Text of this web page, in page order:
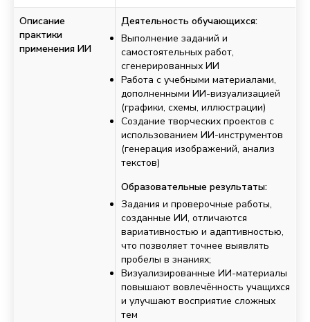
Описание
практики
применения ИИ
Деятельность обучающихся:
Выполнение заданий и
самостоятельных работ,
сгенерированных ИИ
Работа с учебными материалами,
дополненными ИИ-визуализацией
(графики, схемы, иллюстрации)
Создание творческих проектов с
использованием ИИ-инструментов
(генерация изображений, анализ
текстов)
Образовательные результаты:
Задания и проверочные работы,
созданные ИИ, отличаются
вариативностью и адаптивностью,
что позволяет точнее выявлять
пробелы в знаниях;
Визуализированные ИИ-материалы
повышают вовлечённость учащихся
и улучшают восприятие сложных
тем